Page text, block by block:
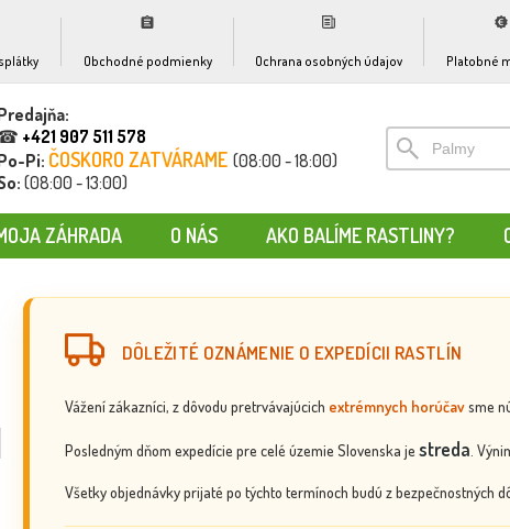
Obchodné podmienky Ochrana osobných údajov Platobné
+421 907 511 578
Pi: ČOSKORO ZATVÁRAME (08:00 - 18:00)
(08:00 - 13:00)
ZÁHRADA O NÁS AKO BALÍME RASTLINY?
DÔLEŽITÉ OZNÁMENIE O EXPEDÍCII RASTLÍN
Vážení zákazníci, z dôvodu pretrvávajúcich extrémnych horúčavsme
Posledným dňom expedície pre celé územie Slovenska je streda .
Všetky objednávky prijaté po týchto termínoch budú z bezpečnostných